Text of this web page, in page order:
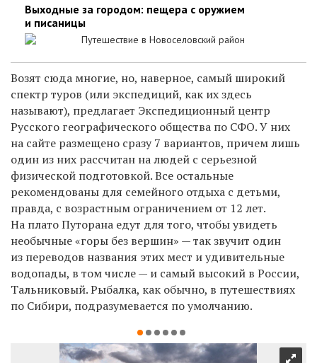
Выходные за городом: пещера с оружием
и писаницы
Путешествие в Новоселовский район
Возят сюда многие, но, наверное, самый широкий
спектр туров (или экспедиций, как их здесь
называют), предлагает Экспедиционный центр
Русского географического общества по СФО. У них
на сайте размещено сразу 7 вариантов, причем лишь
один из них рассчитан на людей с серьезной
физической подготовкой. Все остальные
рекомендованы для семейного отдыха с детьми,
правда, с возрастным ограничением от 12 лет.
На плато Путорана едут для того, чтобы увидеть
необычные «горы без вершин» — так звучит один
из переводов названия этих мест и удивительные
водопады, в том числе — и самый высокий в России,
Тальниковый. Рыбалка, как обычно, в путешествиях
по Сибири, подразумевается по умолчанию.